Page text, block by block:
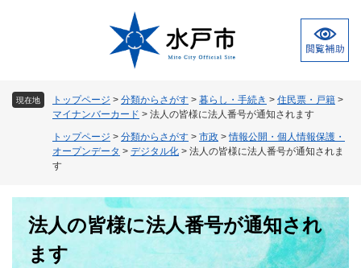
現在地 トップページ > 分類からさがす > 暮らし・手続き > 住民票・戸籍 >
マイナンバーカード > 法人の皆様に法人番号が通知されます
トップページ > 分類からさがす > 市政 >情報公開・個人情報保護・
オープンデータ > デジタル化 > 法人の皆様に法人番号が通知されま
す
法人の皆様に法人番号が通知され
ます